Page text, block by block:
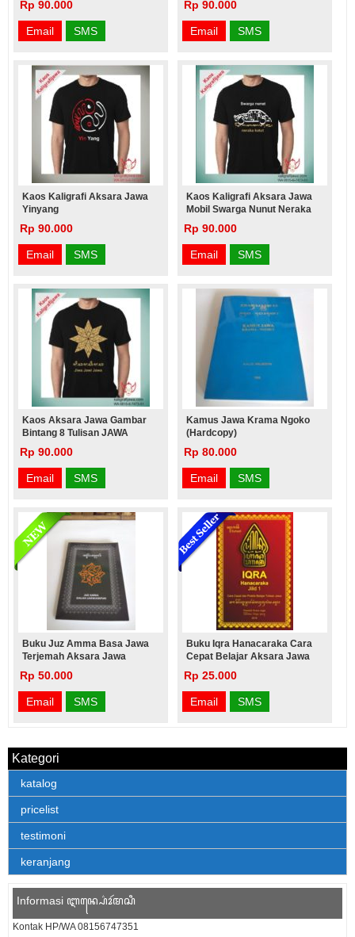
Rp 90.000
Email SMS
Rp 90.000
Email SMS
Kaos Kaligrafi Aksara Jawa
Yinyang
Rp 90.000
Email SMS
Kaos Kaligrafi Aksara Jawa
Mobil Swarga Nunut Neraka
Katut
Rp 90.000
Email SMS
Kaos Aksara Jawa Gambar
Bintang 8 Tulisan JAWA
Rp 90.000
Email SMS
Kamus Jawa Krama Ngoko
(hardcopy)
Rp 80.000
Email SMS
Buku Juz Amma Basa Jawa
Terjemah Aksara Jawa
Rp 50.000
Email SMS
Buku Iqra Hanacaraka Cara
Cepat Belajar Aksara Jawa
Rp 25.000
Email SMS
Kategori
katalog
pricelist
testimoni
keranjang
Informasi ꦆꦤ꧀ꦥ꦳ꦺꦴꦂꦩꦱꦶ
Kontak HP/WA 08156747351